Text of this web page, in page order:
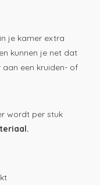
je kamer extra
kunnen je net dat
een kruiden- of
wordt per stuk